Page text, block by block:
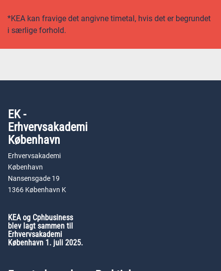
*KEA kan fravige det angivne timetal, hvis det er begrundet
i særlige forhold.
EK -
Erhvervsakademi
København
Erhvervsakademi
København
Nansensgade 19
1366 København K
KEA og Cphbusiness
blev lagt sammen til
Erhvervsakademi
København 1. juli 2025.